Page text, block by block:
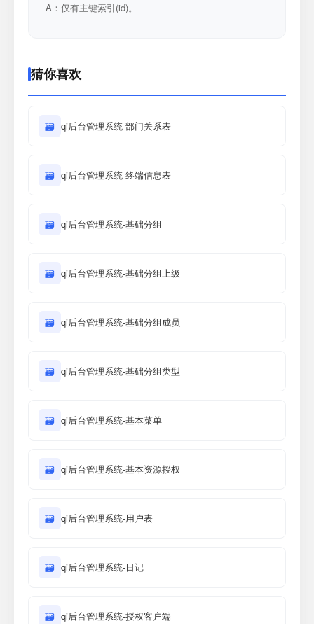
A：仅有主键索引(id)。
猜你喜欢
🗃 qi后台管理系统-部门关系表
🗃 qi后台管理系统-终端信息表
🗃 qi后台管理系统-基础分组
🗃 qi后台管理系统-基础分组上级
🗃 qi后台管理系统-基础分组成员
🗃 qi后台管理系统-基础分组类型
🗃 qi后台管理系统-基本菜单
🗃 qi后台管理系统-基本资源授权
🗃 qi后台管理系统-用户表
🗃 qi后台管理系统-日记
🗃 qi后台管理系统-授权客户端